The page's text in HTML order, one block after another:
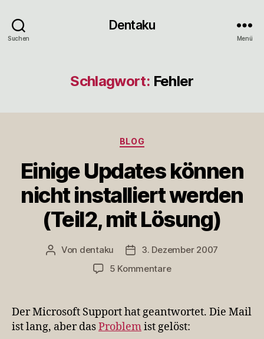
Suchen
Dentaku
Menü
Schlagwort: Fehler
Kategorien
BLOG
Einige Updates können
nicht installiert werden
(Teil2, mit Lösung)
Beitragsautor
Von dentaku Veröffentlichungsdatum
3. Dezember 2007
5 Kommentarezu
können
nicht
installiert
Der Microsoft Support hat geantwortet. Die Mail
ist lang, aber dasProblemist gelöst: